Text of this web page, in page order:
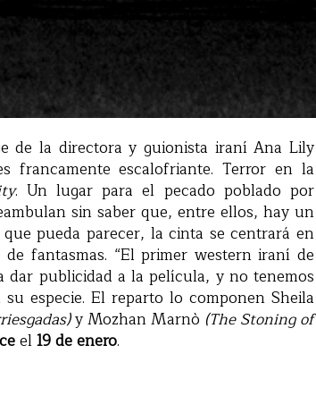
de la directora y guionista iraní Ana Lily
francamente escalofriante. Terror en la
. Un lugar para el pecado poblado por
sin saber que, entre ellos, hay un
pueda parecer, la cinta se centrará en
fantasmas. “El primer western iraní de
dar publicidad a la película, y no tenemos
especie. El reparto lo componen Sheila
y Mozhan Marnò (The Stoning of
el19 de enero.